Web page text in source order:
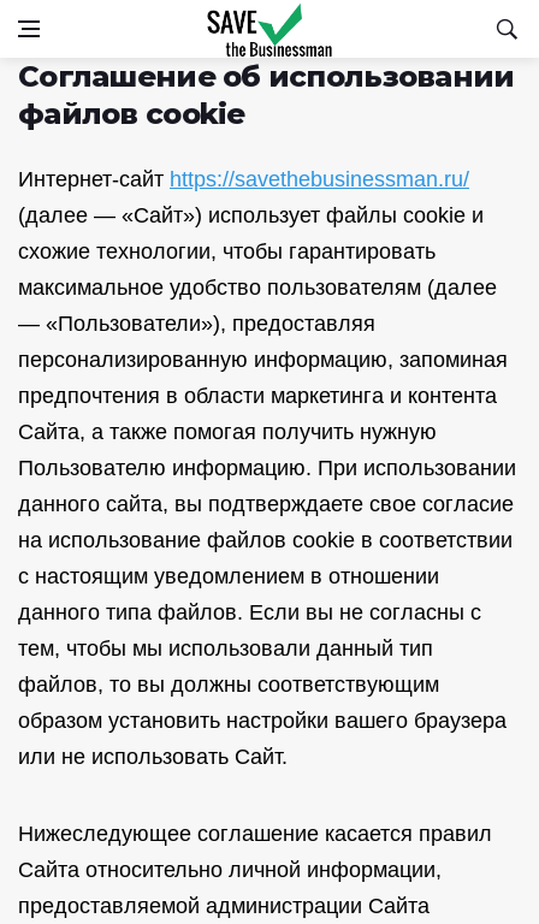
Соглашение об использовании
файлов cookie
Интернет-сайт https://savethebusinessman.ru/
(далее — «Сайт») использует файлы cookie и
схожие технологии, чтобы гарантировать
максимальное удобство пользователям (далее
— «Пользователи»), предоставляя
персонализированную информацию, запоминая
предпочтения в области маркетинга и контента
Сайта, а также помогая получить нужную
Пользователю информацию. При использовании
данного сайта, вы подтверждаете свое согласие
на использование файлов cookie в соответствии
с настоящим уведомлением в отношении
данного типа файлов. Если вы не согласны с
тем, чтобы мы использовали данный тип
файлов, то вы должны соответствующим
образом установить настройки вашего браузера
или не использовать Сайт.
Нижеследующее соглашение касается правил
Сайта относительно личной информации,
предоставляемой администрации Сайта